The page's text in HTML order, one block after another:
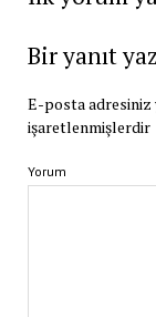
Bir yanıt
E-posta adresiniz
işaretlenmişlerdir
Yorum